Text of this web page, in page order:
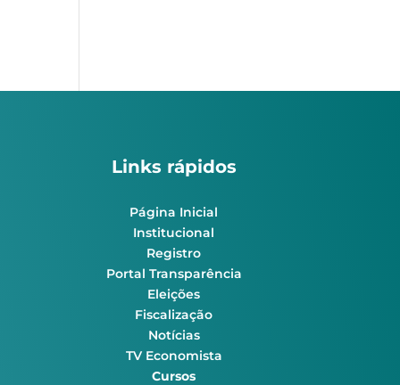
Links rápidos
Página Inicial
Institucional
Registro
Portal Transparência
Eleições
Fiscalização
Notícias
TV Economista
Cursos